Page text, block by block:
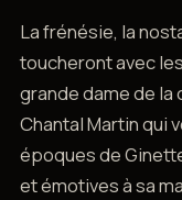
La frénésie, la
toucheront avec
grande dame de
Chantal Martin qui
époques de
et émotives à sa